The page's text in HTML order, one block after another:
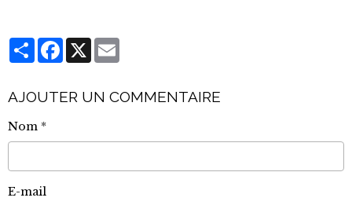
PartagerFacebook
X
AJOUTER UN COMMENTAIRE
Nom
E-mail